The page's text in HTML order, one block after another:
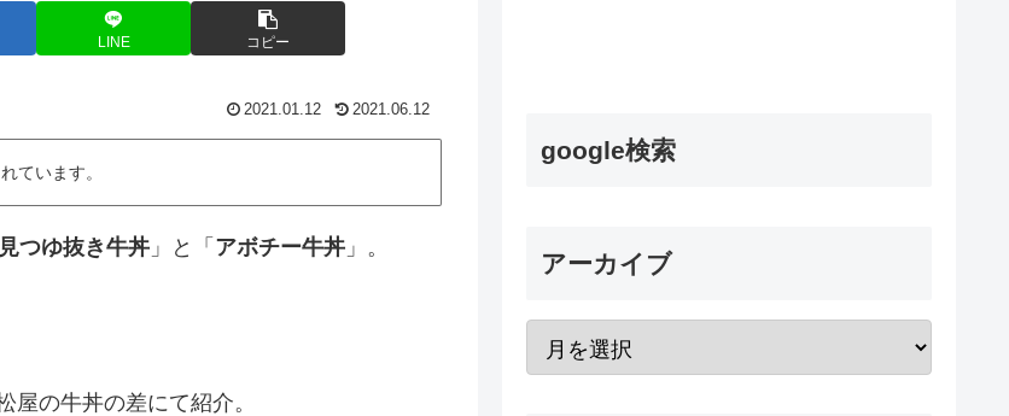
LINE コピー
2021.01.12 2021.06.12
ています。
つゆ抜き牛丼 」と「 アボチー牛丼 」。
の牛丼の差にて紹介。
google検索
アーカイブ